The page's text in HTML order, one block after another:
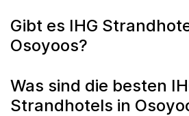
Gibt es IHG
Osoyoos?
Was sind die besten
Strandhotels in